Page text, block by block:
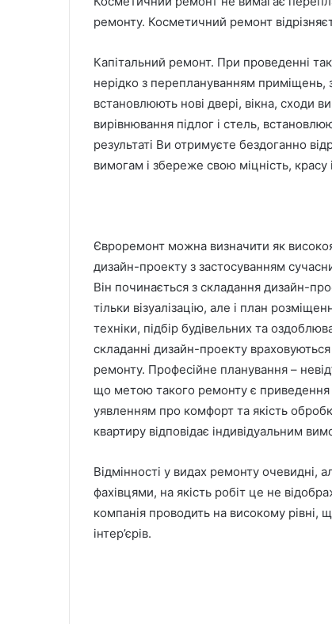
ремонту. Косметичний ремонт
Капітальний ремонт. При проведенні
нерідко з переплануванням приміщень,
встановлюють нові двері, вікна, сходи
вирівнювання підлог і стель,
результаті Ви отримуєте бездоганно
вимогам і збереже свою міцність, красу
Євроремонт можна визначити як
дизайн-проекту з застосуванням
Він починається з складання дизайн-
тільки візуалізацію, але і план
техніки, підбір будівельних та
складанні дизайн-проекту
ремонту. Професійне планування –
що метою такого ремонту є
уявленням про комфорт та якість
квартиру відповідає індивідуальним
Відмінності у видах ремонту
фахівцями, на якість робіт це не
компанія проводить на високому рівні,
інтер’єрів.